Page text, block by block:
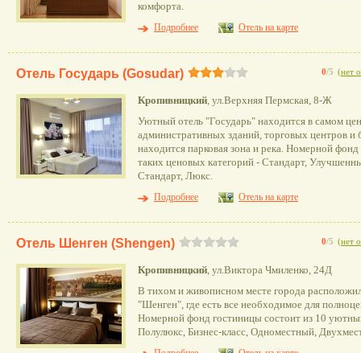
комфорта.
Подробнее
Отель на карте
0/5 (нет
Отель Государь (Gosudar)
Кропивницкий, ул.Верхняя Пермская, 8-Ж
Уютный отель "Государь" находится в самом
административных зданий, торговых центров и
находится парковая зона и река. Номерной
таких ценовых категорий - Стандарт,
Стандарт, Люкс.
Подробнее
Отель на карте
0/5 (нет
Отель Шенген (Shengen)
Кропивницкий, ул.Виктора Чмиленко, 24Д
В тихом и живописном месте города
"Шенген", где есть все необходимое для
Номерной фонд гостиницы состоит из 10
Полулюкс, Бизнес-класс, Одноместный,